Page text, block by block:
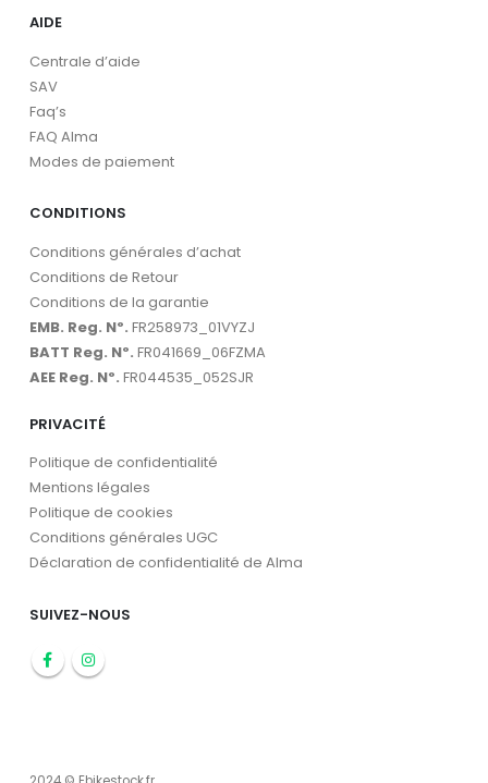
AIDE
Centrale d’aide
SAV
Faq’s
FAQ Alma
Modes de paiement
CONDITIONS
Conditions générales d’achat
Conditions de Retour
Conditions de la garantie
EMB. Reg. Nº. FR258973_01VYZJ
BATT Reg. Nº. FR041669_06FZMA
AEE Reg. Nº. FR044535_052SJR
PRIVACITÉ
Politique de confidentialité
Mentions légales
Politique de cookies
Conditions générales UGC
Déclaration de confidentialité de Alma
SUIVEZ-NOUS